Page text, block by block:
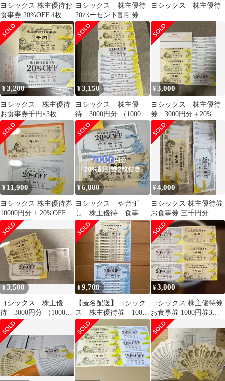
ヨシックス 株主優待お
食事券 20%OFF 4枚セ
ット
ヨシックス 株主優待
20パーセント割引券
計19枚
ヨシックス 株主優待
¥3,200
ヨシックス 株主優待
お食事券千円×3枚
20%OFF×10枚
¥3,150
ヨシックス 株主優
待 3000円分 （1000円
×3枚） 20％割引券
×10枚
¥3,000
ヨシックス 株主優待
券 3000円分＋20%割
引券10枚
¥ 11,900
ヨシックス 株主優待券
10000円分 + 20%OFF券
10枚セット
¥6,800
ヨシックス や台ず
し 株主優待 食事券
7000円分 20%割引券
¥4,000
ヨシックス 株主優待券
お食事券 三千円分
20%OFF券 十枚
¥3,500
ヨシックス 株主優
待 3000円分 （1000円
×3枚） 20％割引券
×10枚
¥9,700
【匿名配送】ヨシック
ス 株主優待券 10000
円分 2026.6.30まで
¥3,000
ヨシックス 株主優待券
お食事券 1000円券3枚
＋20％OFF券3枚